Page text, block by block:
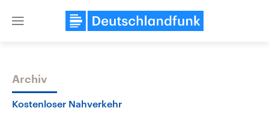
Close
Themen
Archiv
Kostenloser Nahverkehr